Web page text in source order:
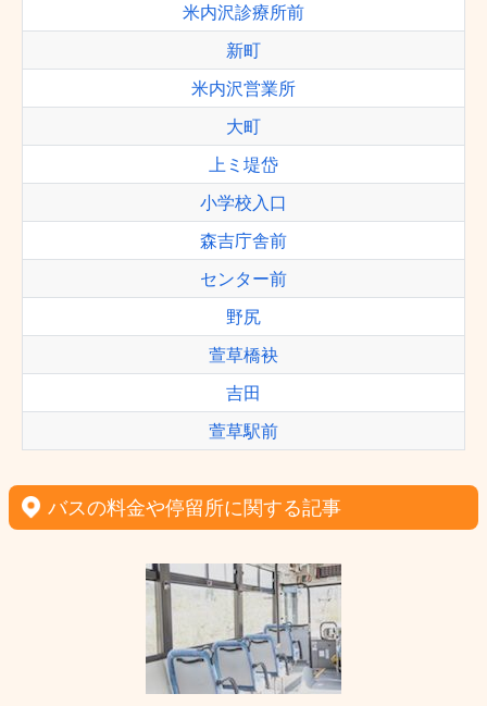
米内沢診療所前
新町
米内沢営業所
大町
上ミ堤岱
小学校入口
森吉庁舎前
センター前
野尻
萱草橋袂
吉田
萱草駅前
バスの料金や停留所に関する記事